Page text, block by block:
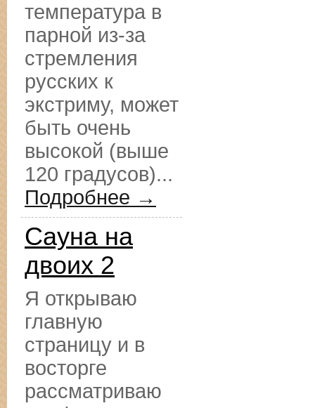
температура в
парной из-за
стремления
русских к
экстриму, может
быть очень
высокой (выше
120 градусов)...
Подробнее →
Сауна на
двоих 2
Я открываю
главную
страницу и в
восторге
рассматриваю